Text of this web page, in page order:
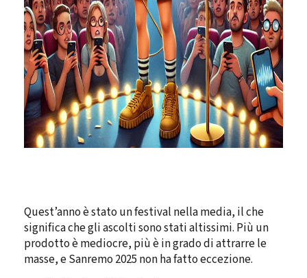
Quest’anno è stato un festival nella media, il che
significa che gli ascolti sono stati altissimi. Più un
prodotto è mediocre, più è in grado di attrarre le
masse, e Sanremo 2025 non ha fatto eccezione.